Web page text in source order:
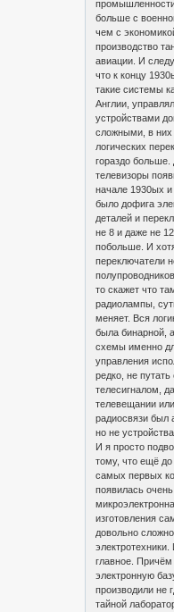
больше с
чем с
производство
авиации. И
что к концу
такие системы
Англии,
устройствами
сложными, в
логических
гораздо больше.
телевизоры
начале 1930ых
было дофига
деталей и
не 8 и даже не
побольше. И
переключатели
то скажет что
радиолампы,
меняет. Вся
была бинарной,
схемы именно
управления
редко, не путать
телесигналом,
телевещании
радиосвязи был
но не
И я просто
тому, что ещё
самых первых
появилась
изготовления
довольно
главное. Причём
электронную
производили не
тайной